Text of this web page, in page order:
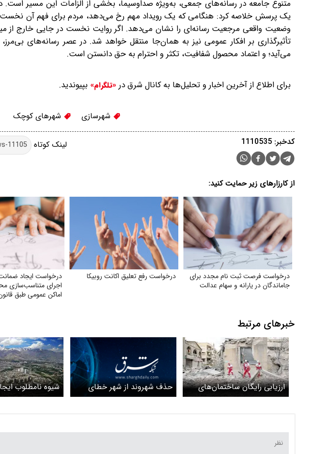
متنوع جامعه در رسانه‌های جمعی، به‌ویژه صداوسیما، بخشی از الزامات این مسیر است.
یک پرسش خلاصه کرد: هنگامی که یک رویداد مهم رخ می‌دهد، مردم برای فهم آن
وضعیت واقعی مرجعیت رسانه‌ای را نشان می‌دهد. اگر روایت نخست در جایی خارج از
تأثیرگذاری بر افکار عمومی نیز به همان‌جا منتقل خواهد شد. در عصر رسانه‌های
می‌آید؛ و اعتماد محصول شفافیت، تکثر و احترام به حق دانستن است.
برای اطلاع از آخرین اخبار و تحلیل‌ها به کانال شرق در «تلگرام» بپیوندید.
شهرسازی شهرهای کوچک
لینک کوتاه کدخبر: 1110535
از کارزارهای زیر حمایت کنید:
درخواست فرصت ثبت‌ نام مجدد برای
جاماندگان در یارانه و سهام عدالت
درخواست رفع تعلیق اکانت روبیکا
درخواست ایجاد
اجرای متناسب‌سازی
اماکن عمومی طبق
خبرهای مرتبط
ارزیابی رایگان ساختمان‌های
آسیب‌دیده در جنگ
حذف شهروند از شهر خطای
پنهان شهرسازی
شیوه نامطلوب
ساختارهای موازی